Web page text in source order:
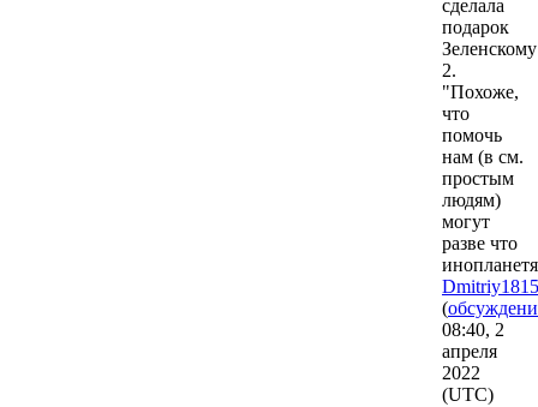
сделала
подарок
2.
"Похоже,
что
помочь
нам (в см.
простым
людям)
могут
разве что
Dmitriy1815
(
08:40, 2
апреля
2022
(UTC)